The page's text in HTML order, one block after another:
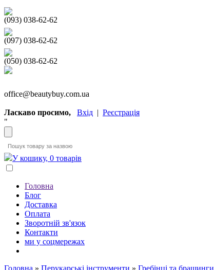
(093) 038-62-62
(097) 038-62-62
(050) 038-62-62
office@beautybuy.com.ua
Ласкаво просимо, Вхід | Реєстрація
"
У кошику, 0 товарів
Головна
Блог
Доставка
Оплата
Зворотній зв'язок
Контакти
ми у соцмережах
Головна » Перукарські інструменти » Гребінці та брашинги